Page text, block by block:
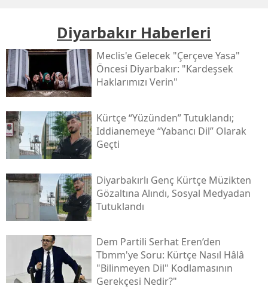
Diyarbakır Haberleri
Meclis'e Gelecek "çerçeve Yasa"
Öncesi Diyarbakır: "kardeşsek
Haklarımızı Verin"
Kürtçe “yüzünden” Tutuklandı;
Iddianemeye “yabancı Dil” Olarak
Geçti
Diyarbakırlı Genç Kürtçe Müzikten
Gözaltına Alındı, Sosyal Medyadan
Tutuklandı
Dem Partili Serhat Eren’den
Tbmm'ye Soru: Kürtçe Nasıl Hâlâ
"bilinmeyen Dil" Kodlamasının
Gerekçesi Nedir?"